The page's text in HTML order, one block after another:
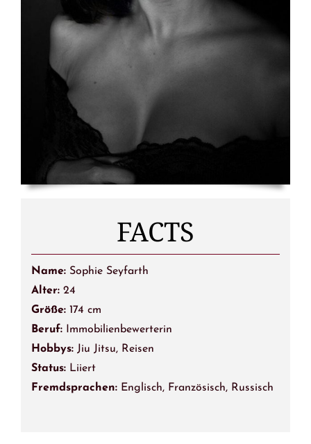
FACTS
Name: Sophie Seyfarth
Alter: 24
Größe:174 cm
Beruf:
Immobilienbewerterin
Hobbys: Jiu Jitsu, Reisen
Status: Liiert
Fremdsprachen: Englisch, Französisch, Russisch